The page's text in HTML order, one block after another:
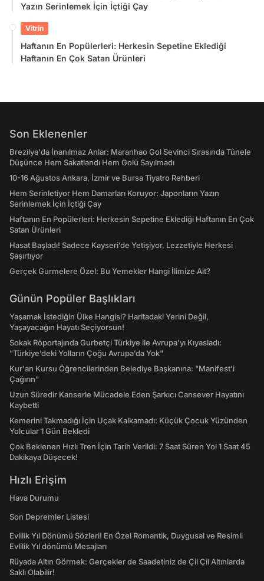
Yazın Serinlemek İçin İçtiği Çay
Vitrin
Haftanın En Popülerleri: Herkesin Sepetine Eklediği
Haftanın En Çok Satan Ürünleri
Son Eklenenler
Brezilya'da İnanılmaz Anlar: Maranhao Gol Sevinci Sırasında Tünele
Düşünce Hem Sakatlandı Hem Golü Sayılmadı
10-16 Ağustos Ankara, İzmir ve Bursa Tiyatro Rehberi
Hem Serinletiyor Hem Damarları Koruyor: Japonların Yazın
Serinlemek İçin İçtiği Çay
Haftanın En Popülerleri: Herkesin Sepetine Eklediği Haftanın En Çok
Satan Ürünleri
Hasat Başladı! Sadece Kayseri’de Yetişiyor, Lezzetiyle Herkesi
Şaşırtıyor
Gerçek Gurmelere Özel: Bu Yemekler Hangi İlimize Ait?
Günün Popüler Başlıkları
Yaşamak İstediğin Ülke Hangisi? Haritadaki Yerini Değil,
Yaşayacağın Hayatı Seçiyorsun!
Sokak Röportajında Gurbetçi Türkiye ile Avrupa'yı Kıyasladı:
"Türkiye’deki Yolların Çoğu Avrupa’da Yok"
Kur'an Kursu Öğrencilerinden Belediye Başkanına: "Manifest’i
Çağırın"
Uzun Süredir Kanserle Mücadele Eden Şarkıcı Cansever Hayatını
Kaybetti
Kemerini Takmadığı İçin Uçak Kalkamadı: Küçük Çocuk Yüzünden
Yolcular 1 Gün Bekledi
Çok Beklenen Hızlı Tren İçin Tarih Verildi: 7 Saat Süren Yol 1 Saat 45
Dakikaya Düşecek!
Hızlı Erişim
Hava Durumu
Son Depremler Listesi
Evlilik Yıl Dönümü Sözleri! En Özel Romantik, Duygusal ve Resimli
Evlilik Yıl dönümü Mesajları
Rüyada Altın Görmek: Gerçekler de Saadetiniz de Çil Çil Altınlarda
Saklı Olabilir!